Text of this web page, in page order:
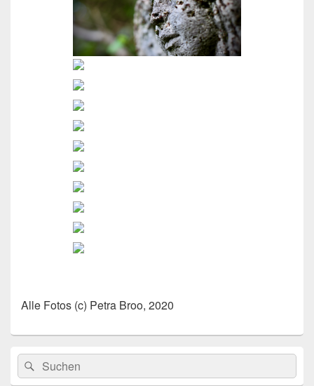
Alle Fotos (c) Petra Broo, 2020
Primärer
Seitenleisten
Widget-
Suche
nach:
Suchen